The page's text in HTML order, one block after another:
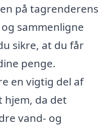
på tagrenderens
sammenligne
sikre, at du får
penge.
en vigtig del af
hjem, da det
vand- og